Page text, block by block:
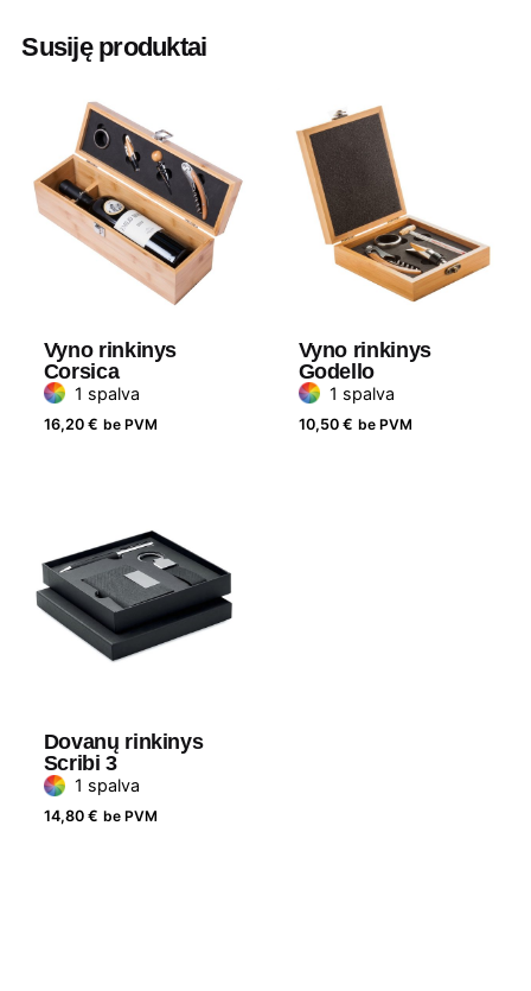
15,50 cm
Medžiaga Glass
Prekės ženklas Avenue
Susiję produktai
Vyno rinkinys
Corsica
1 spalva
16,20 € be PVM
Vyno rinkinys
Godello
1 spalva
10,50 € be PVM
Dovanų rinkinys
Scribi 3
1 spalva
14,80 € be PVM